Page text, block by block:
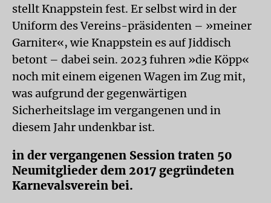
stellt Knappstein fest. Er selbst wird in der
Uniform des Vereins-präsidenten – »meiner
Garniter«, wie Knappstein es auf Jiddisch
betont – dabei sein. 2023 fuhren »die Köpp«
noch mit einem eigenen Wagen im Zug mit,
was aufgrund der gegenwärtigen
Sicherheitslage im vergangenen und in
diesem Jahr undenkbar ist.
in der vergangenen Session traten 50
Neumitglieder dem 2017 gegründeten
Karnevalsverein bei.